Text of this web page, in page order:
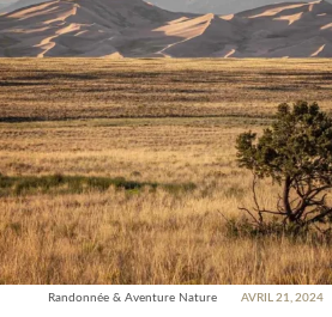
Randonnée & Aventure Nature AVRIL 21, 2024